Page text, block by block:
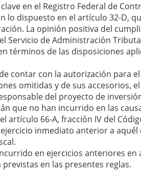
en el Registro Federal de
lo dispuesto en el artículo 32-D,
La opinión positiva del
Servicio de Administración
términos de las disposiciones
contar con la autorización para
omitidas y de sus accesorios,
del proyecto de
que no han incurrido en las
artículo 66-A, fracción IV del
inmediato anterior a aquél
en ejercicios anteriores en
previstas en las presentes reglas.